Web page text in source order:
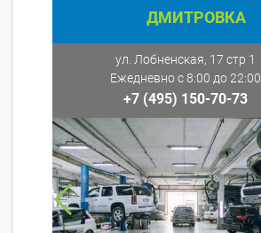
ДМИТРОВКА
ул. Лобненская, 17 стр 1
Ежедневно с 8:00 до 22:00
+7 (495) 150-70-73